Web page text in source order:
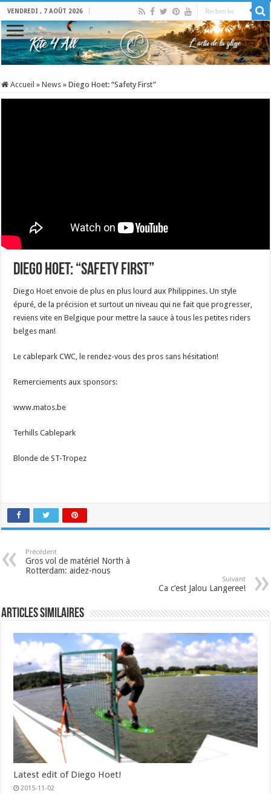
VENDREDI , 7 AOÛT 2026
Accueil » News » Diego Hoet: “Safety First”
Diego Hoet: “Safety First”
Diego Hoet envoie de plus en plus lourd aux Philippines. Un style
épuré, de la précision et surtout un niveau qui ne fait que progresser,
reviens vite en Belgique pour mettre la sauce à tous les petites riders
belges man!
Le cablepark CWC, le rendez-vous des pros sans hésitation!
Remerciements aux sponsors:
www.matos.be
Terhills Cablepark
Blonde de ST-Tropez
Précédent
Gros vol de matériel North à
Rotterdam: aidez-nous
Suivant
Ca c’est Jalou Langeree!
Articles similaires
Latest edit of Diego Hoet!
2015-11-02